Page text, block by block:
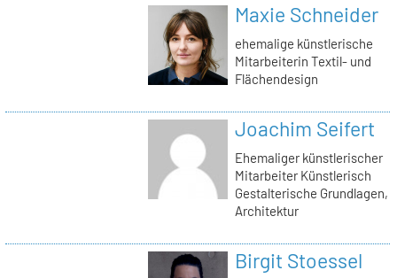
Maxie Schneider
ehemalige künstlerische
Mitarbeiterin Textil- und
Flächendesign
Joachim Seifert
Ehemaliger künstlerischer
Mitarbeiter Künstlerisch
Gestalterische Grundlagen,
Architektur
Birgit Stoessel